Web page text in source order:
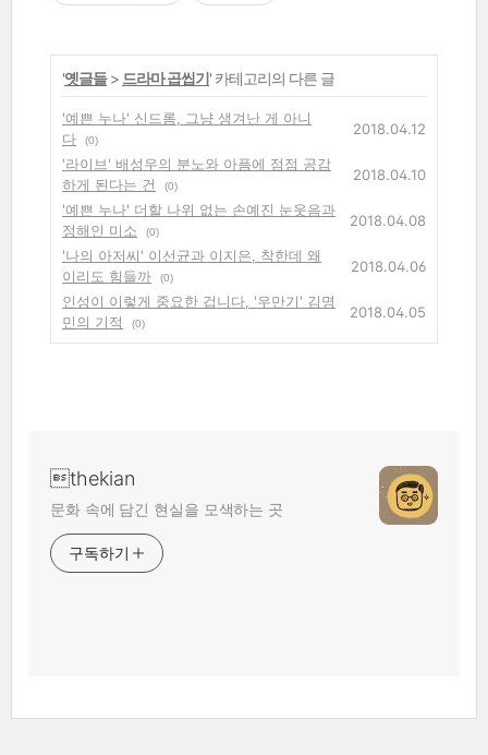
'옛글들> 드라마 곱씹기' 카테고리의 다른 글
'예쁜 누나' 신드롬, 그냥 생겨난 게 아니
다
(0)
2018.04.12
'라이브' 배성우의 분노와 아픔에 점점 공감
하게 된다는 건
(0)
2018.04.10
'예쁜 누나' 더할 나위 없는 손예진 눈웃음과
정해인 미소
(0)
2018.04.08
'나의 아저씨' 이선균과 이지은, 착한데 왜
이리도 힘들까
(0)
2018.04.06
인성이 이렇게 중요한 겁니다, '우만기' 김명
민의 기적
(0)
2018.04.05
thekian
문화 속에 담긴 현실을 모색하는 곳
구독하기